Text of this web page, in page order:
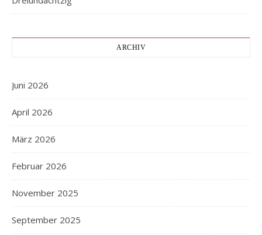
ARCHIV
Juni 2026
April 2026
März 2026
Februar 2026
November 2025
September 2025